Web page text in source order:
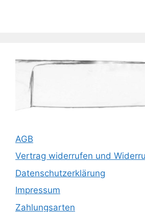
AGB
Vertrag widerrufen und
Datenschutzerklärung
Impressum
Zahlungsarten